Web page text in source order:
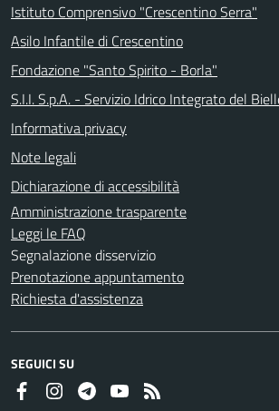
Istituto Comprensivo "Crescentino Serra"
Asilo Infantile di Crescentino
Fondazione "Santo Spirito - Borla"
S.I.I. S.p.A. - Servizio Idrico Integrato del
Informativa privacy
Note legali
Dichiarazione di accessibilità
Amministrazione trasparente
Leggi le FAQ
Segnalazione disservizio
Prenotazione appuntamento
Richiesta d'assistenza
SEGUICI SU